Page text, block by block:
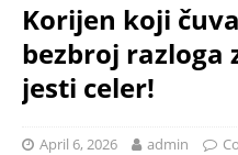
Korijen koji
bezbroj razloga
jesti celer!
April 6, 2026 admin